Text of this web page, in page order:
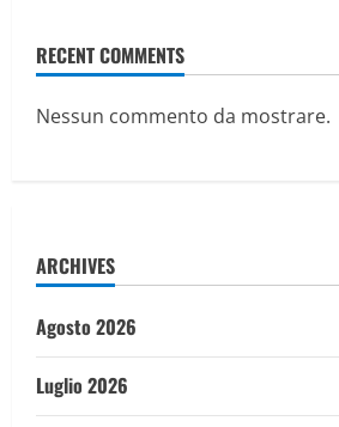
RECENT COMMENTS
Nessun commento da mostrare.
ARCHIVES
Agosto 2026
Luglio 2026